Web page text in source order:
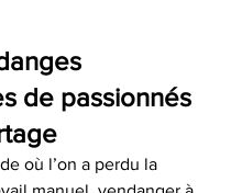
de passionnés
où l’on a perdu la